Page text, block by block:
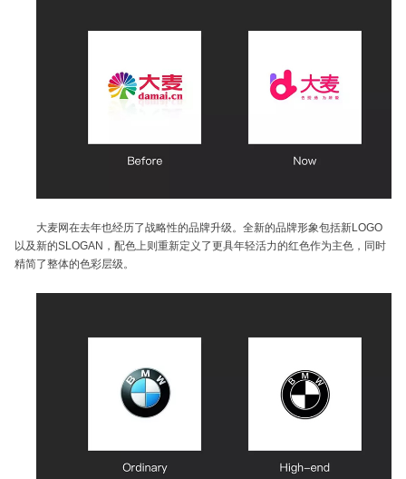
大麦网在去年也经历了战略性的品牌升级。全新的品牌形象包括新LOGO
以及新的SLOGAN，配色上则重新定义了更具年轻活力的红色作为主色，同时
精简了整体的色彩层级。